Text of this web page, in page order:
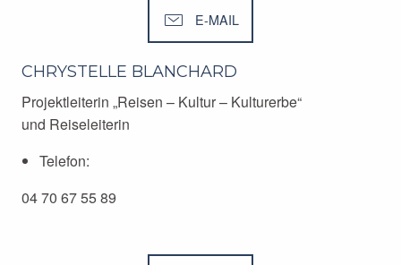
E-MAIL
CHRYSTELLE BLANCHARD
Projektleiterin „Reisen – Kultur – Kulturerbe“
und Reiseleiterin
Telefon:
04 70 67 55 89